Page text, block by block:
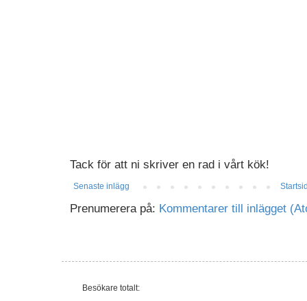
Tack för att ni skriver en rad i vårt kök!
Senaste inlägg
Prenumerera på: Kommentarer till inlägget
Besökare totalt: